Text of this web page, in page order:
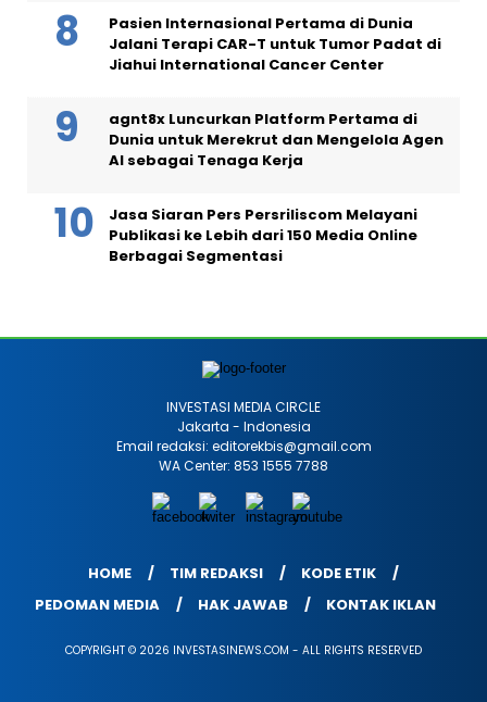
Pasien Internasional Pertama di Dunia
Jalani Terapi CAR-T untuk Tumor Padat di
Jiahui International Cancer Center
agnt8x Luncurkan Platform Pertama di
Dunia untuk Merekrut dan Mengelola Agen
AI sebagai Tenaga Kerja
Jasa Siaran Pers Persriliscom Melayani
Publikasi ke Lebih dari 150 Media Online
Berbagai Segmentasi
INVESTASI MEDIA CIRCLE
Jakarta - Indonesia
Email redaksi: editorekbis@gmail.com
WA Center: 853 1555 7788
HOME TIM REDAKSI
KODE ETIK
PEDOMAN MEDIA
HAK JAWAB KONTAK IKLAN
COPYRIGHT © 2026 INVESTASINEWS.COM - ALL RIGHTS RESERVED